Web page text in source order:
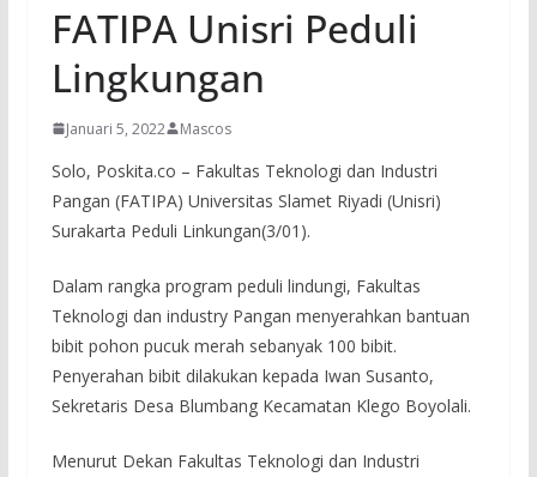
FATIPA Unisri Peduli
Lingkungan
Januari 5, 2022 Mascos
Solo, Poskita.co – Fakultas Teknologi dan Industri
Pangan (FATIPA) Universitas Slamet Riyadi (Unisri)
Surakarta Peduli Linkungan(3/01).
Dalam rangka program peduli lindungi, Fakultas
Teknologi dan industry Pangan menyerahkan bantuan
bibit pohon pucuk merah sebanyak 100 bibit.
Penyerahan bibit dilakukan kepada Iwan Susanto,
Sekretaris Desa Blumbang Kecamatan Klego Boyolali.
Menurut Dekan Fakultas Teknologi dan Industri